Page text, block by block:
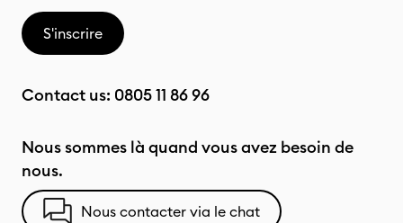
S'inscrire
Contact us: 0805 11 86 96
Nous sommes là quand vous avez besoin de
nous.
Nous contacter via le chat